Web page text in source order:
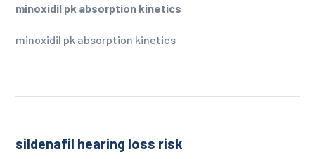
minoxidil pk absorption kinetics
minoxidil pk absorption kinetics
sildenafil hearing loss risk